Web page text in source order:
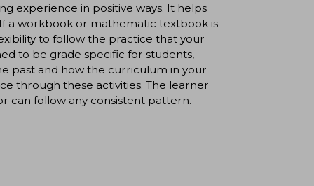
experience in positive ways. It helps
a workbook or mathematic textbook is
to follow the practice that your
to be grade specific for students,
past and how the curriculum in your
through these activities. The learner
can follow any consistent pattern.